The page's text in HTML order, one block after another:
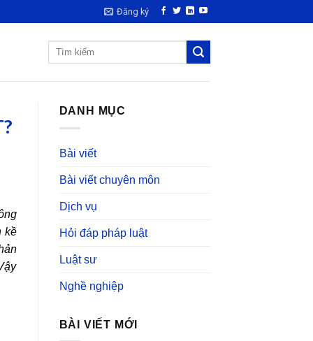
Đăng ký
kề
DANH MỤC
Bài viết
Bài viết chuyên môn
Dịch vụ
Hỏi đáp pháp luật
Luật sư
Nghề nghiệp
BÀI VIẾT MỚI